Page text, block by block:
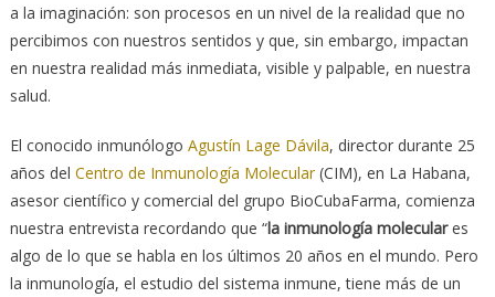
a la imaginación: son procesos en un nivel de la realidad que no
percibimos con nuestros sentidos y que, sin embargo, impactan
en nuestra realidad más inmediata, visible y palpable, en nuestra
salud.
El conocido inmunólogo Agustín Lage Dávila, director durante 25
años del Centro de Inmunología Molecular(CIM), en La Habana,
asesor científico y comercial del grupo BioCubaFarma, comienza
nuestra entrevista recordando que “la inmunología moleculares
algo de lo que se habla en los últimos 20 años en el mundo. Pero
la inmunología, el estudio del sistema inmune, tiene más de un